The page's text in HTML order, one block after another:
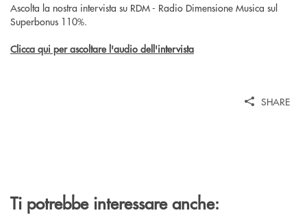
Ascolta la nostra intervista su RDM - Radio Dimensione Musica sul
Superbonus 110%.
Clicca qui per ascoltare l'audio dell'intervista
SHARE
Ti potrebbe interessare anche: